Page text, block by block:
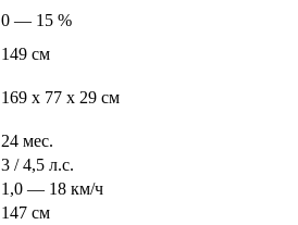
0 — 15 %
149 см
169 x 77 x 29 см
24 мес.
3 / 4,5 л.с.
1,0 — 18 км/ч
147 см